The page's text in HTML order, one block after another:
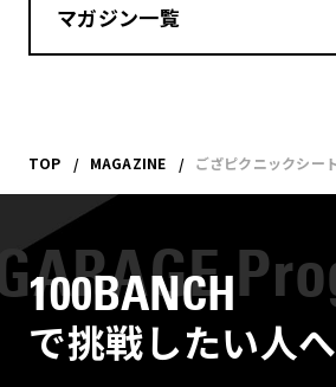
マガジン一覧
TOP MAGAZINE
100BANCH
で挑戦したい人へ